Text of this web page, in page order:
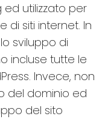
utilizzato per
di siti internet. In
sviluppo di
incluse tutte le
Invece, non
del dominio ed
del sito